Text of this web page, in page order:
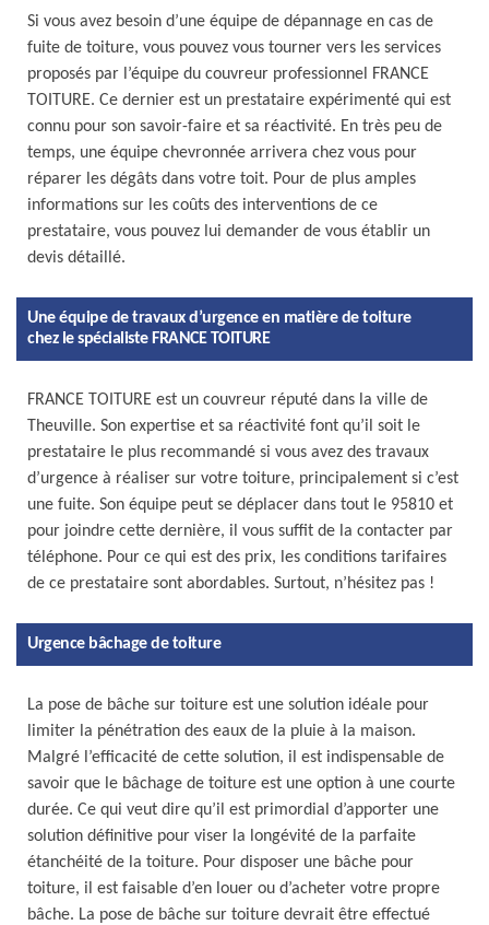
Si vous avez besoin d’une équipe de dépannage en cas de
fuite de toiture, vous pouvez vous tourner vers les services
proposés par l’équipe du couvreur professionnel FRANCE
TOITURE. Ce dernier est un prestataire expérimenté qui est
connu pour son savoir-faire et sa réactivité. En très peu de
temps, une équipe chevronnée arrivera chez vous pour
réparer les dégâts dans votre toit. Pour de plus amples
informations sur les coûts des interventions de ce
prestataire, vous pouvez lui demander de vous établir un
devis détaillé.
Une équipe de travaux d’urgence en matière de toiture
chez le spécialiste FRANCE TOITURE
FRANCE TOITURE est un couvreur réputé dans la ville de
Theuville. Son expertise et sa réactivité font qu’il soit le
prestataire le plus recommandé si vous avez des travaux
d’urgence à réaliser sur votre toiture, principalement si c’est
une fuite. Son équipe peut se déplacer dans tout le 95810 et
pour joindre cette dernière, il vous suffit de la contacter par
téléphone. Pour ce qui est des prix, les conditions tarifaires
de ce prestataire sont abordables. Surtout, n’hésitez pas !
Urgence bâchage de toiture
La pose de bâche sur toiture est une solution idéale pour
limiter la pénétration des eaux de la pluie à la maison.
Malgré l’efficacité de cette solution, il est indispensable de
savoir que le bâchage de toiture est une option à une courte
durée. Ce qui veut dire qu’il est primordial d’apporter une
solution définitive pour viser la longévité de la parfaite
étanchéité de la toiture. Pour disposer une bâche pour
toiture, il est faisable d’en louer ou d’acheter votre propre
bâche. La pose de bâche sur toiture devrait être effectué